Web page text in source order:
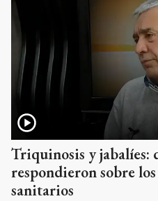
Triquinosis y jabalíes:
respondieron sobre
sanitarios